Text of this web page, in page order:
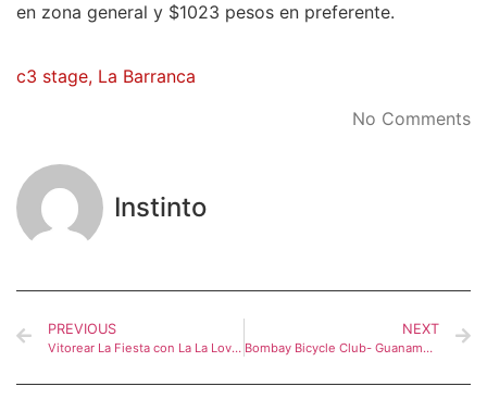
en zona general y $1023 pesos en preferente.
c3 stage, La Barranca
No Comments
Instinto
PREVIOUS
Vitorear La Fiesta con La La Love You
NEXT
Bombay Bicycle Club- Guanamor Teatro Studio